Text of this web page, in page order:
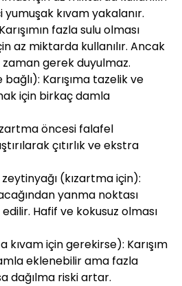
yumuşak kıvam yakalanır.
fazla sulu olması
az miktarda kullanılır. Ancak
gerek duyulmaz.
Karışıma tazelik ve
için birkaç damla
öncesi falafel
çıtırlık ve ekstra
(kızartma için):
yanma noktası
Hafif ve kokusuz olması
kıvam için gerekirse): Karışım
eklenebilir ama fazla
dağılma riski artar.